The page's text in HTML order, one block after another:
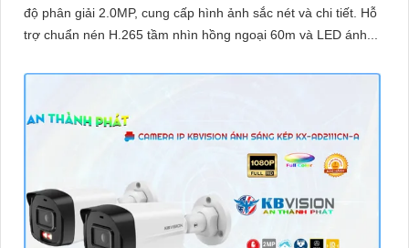
độ phân giải 2.0MP, cung cấp hình ảnh sắc nét và chi tiết. Hỗ
trợ chuẩn nén H.265 tầm nhìn hồng ngoại 60m và LED ánh...